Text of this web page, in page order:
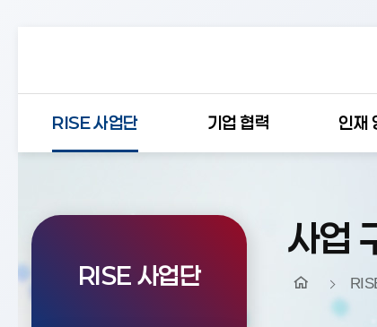
RISE 사업단 기업 협력 인재
사업
RISE 사업단